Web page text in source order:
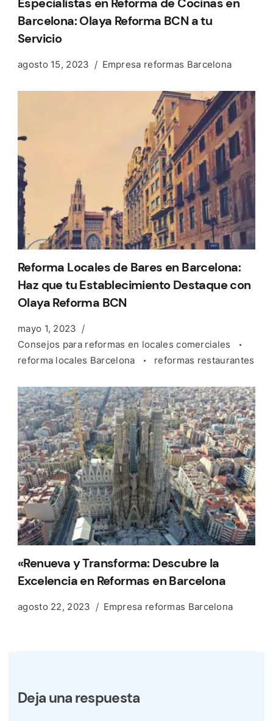
Barcelona: Olaya Reforma BCN a tu
Servicio
agosto 15, 2023 Empresa reformas Barcelona
Reforma Locales de Bares en Barcelona:
Haz que tu Establecimiento Destaque con
Olaya Reforma BCN
mayo 1, 2023
Consejos para reformas en locales comerciales
reforma locales Barcelona
reformas restaurantes
«Renueva y Transforma: Descubre la
Excelencia en Reformas en Barcelona
agosto 22, 2023 Empresa reformas Barcelona
Deja una respuesta